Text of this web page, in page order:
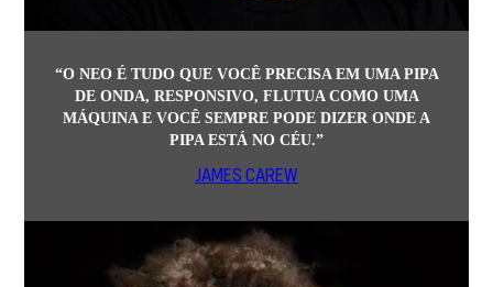
“O NEO É TUDO QUE VOCÊ PRECISA EM UMA PIPA
DE ONDA, RESPONSIVO, FLUTUA COMO UMA
MÁQUINA E VOCÊ SEMPRE PODE DIZER ONDE A
PIPA ESTÁ NO CÉU.”
JAMES CAREW